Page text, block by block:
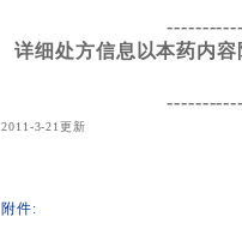
详细处方信息以本药内
2011-3-21更新
附件: